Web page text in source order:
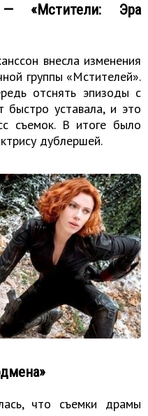
— «Мстители: Эра
внесла изменения
группы «Мстителей».
отснять эпизоды с
быстро уставала, и это
съемок. В итоге было
дублершей.
что съемки драмы